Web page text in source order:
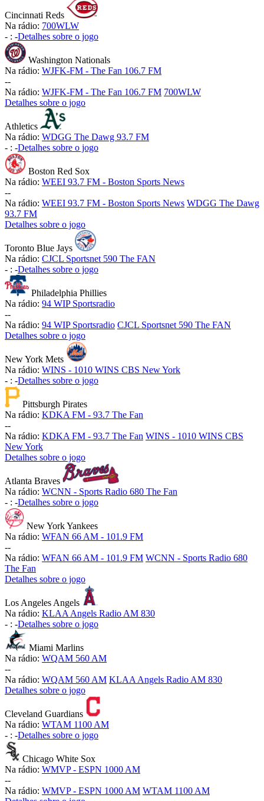
Cincinnati Reds
Na rádio: 700WLW
- : -Detalhes sobre o jogo
Washington Nationals
Na rádio: WJFK-FM - The Fan 106.7 FM
--
Na rádio: WJFK-FM - The Fan 106.7 FM 700WLW
Detalhes sobre o jogo
Athletics
Na rádio: WDGG The Dawg 93.7 FM
- : -Detalhes sobre o jogo
Boston Red Sox
Na rádio: WEEI 93.7 FM - Boston Sports News
--
Na rádio: WEEI 93.7 FM - Boston Sports News WDGG The Dawg
93.7 FM
Detalhes sobre o jogo
Toronto Blue Jays
Na rádio: CJCL Sportsnet 590 The FAN
- : -Detalhes sobre o jogo
Philadelphia Phillies
Na rádio: 94 WIP Sportsradio
--
Na rádio: 94 WIP Sportsradio CJCL Sportsnet 590 The FAN
Detalhes sobre o jogo
New York Mets
Na rádio: WINS - 1010 WINS CBS New York
- : -Detalhes sobre o jogo
Pittsburgh Pirates
Na rádio: KDKA FM - 93.7 The Fan
--
Na rádio: KDKA FM - 93.7 The Fan WINS - 1010 WINS CBS
New York
Detalhes sobre o jogo
Atlanta Braves
Na rádio: WCNN - Sports Radio 680 The Fan
- : -Detalhes sobre o jogo
New York Yankees
Na rádio: WFAN 66 AM - 101.9 FM
--
Na rádio: WFAN 66 AM - 101.9 FM WCNN - Sports Radio 680
The Fan
Detalhes sobre o jogo
Los Angeles Angels
Na rádio: KLAA Angels Radio AM 830
- : -Detalhes sobre o jogo
Miami Marlins
Na rádio: WQAM 560 AM
--
Na rádio: WQAM 560 AM KLAA Angels Radio AM 830
Detalhes sobre o jogo
Cleveland Guardians
Na rádio: WTAM 1100 AM
- : -Detalhes sobre o jogo
Chicago White Sox
Na rádio: WMVP - ESPN 1000 AM
--
Na rádio: WMVP - ESPN 1000 AM WTAM 1100 AM